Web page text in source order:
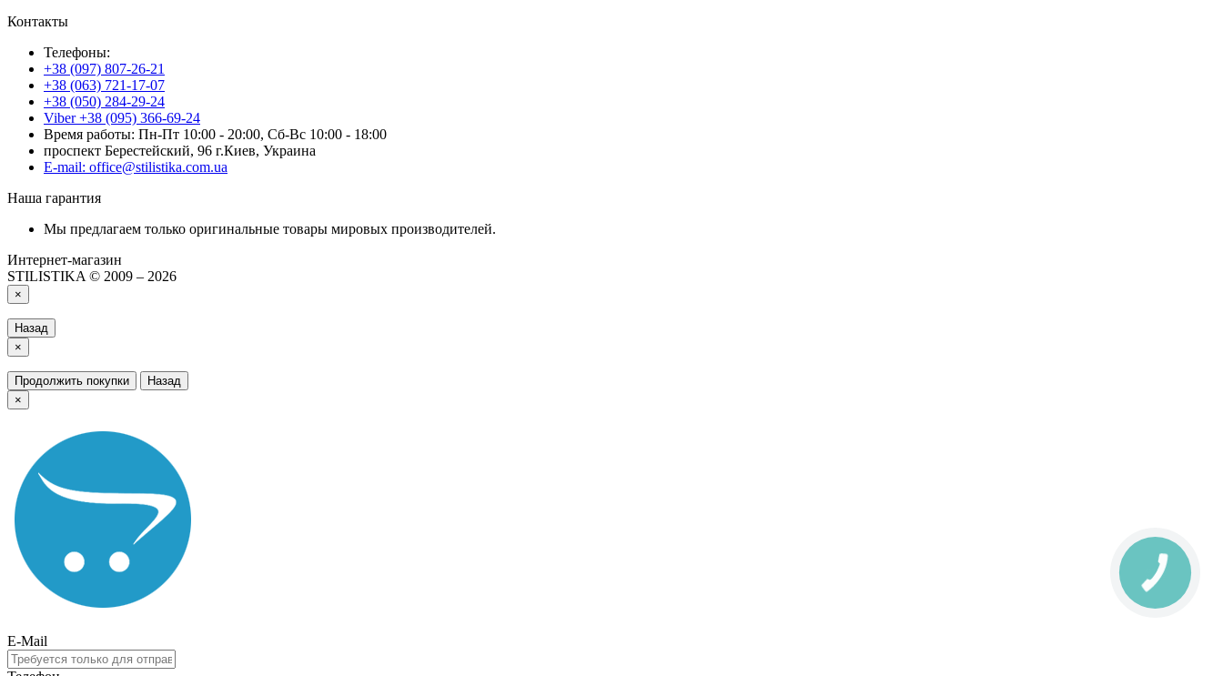
Контакты
Телефоны:
+38 (097) 807-26-21
+38 (063) 721-17-07
+38 (050) 284-29-24
Viber +38 (095) 366-69-24
Время работы: Пн-Пт 10:00 - 20:00, Сб-Вс 10:00 - 18:00
проспект Берестейский, 96 г.Киев, Украина
E-mail: office@stilistika.com.ua
Наша гарантия
Мы предлагаем только оригинальные товары мировых производителей.
Интернет-магазин
STILISTIKA © 2009 – 2026
×
Назад
×
Продолжить покупки
Назад
×
E-Mail